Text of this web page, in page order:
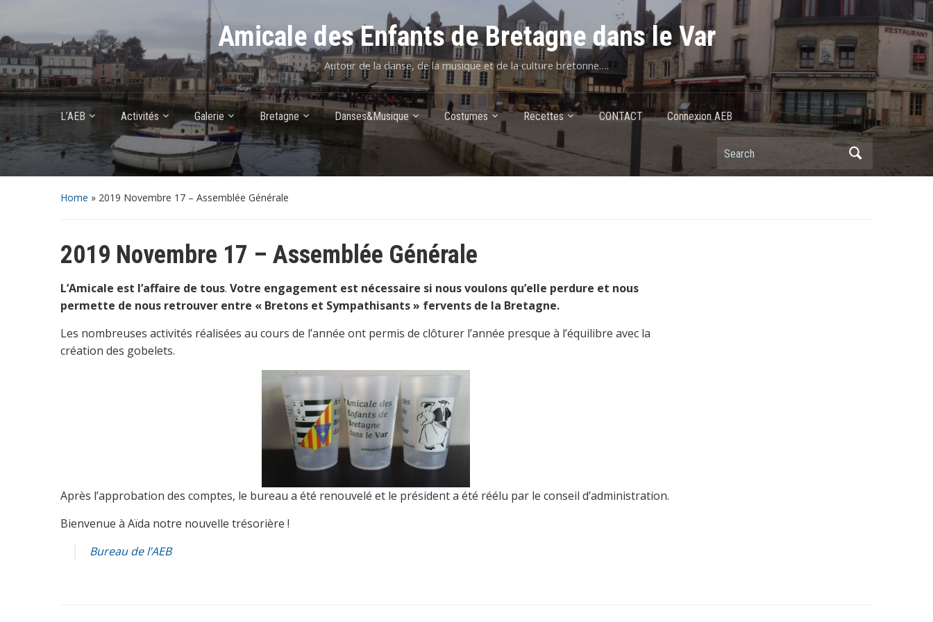
Amicale des Enfants de Bretagne dans le Var
Autour de la danse, de la musique et de la culture bretonne….
L’AEB Activités Galerie Bretagne Danses&Musique Costumes Recettes CONTACT Connexion AEB
Home » 2019 Novembre 17 – Assemblée Générale
2019 Novembre 17 – Assemblée Générale
L’Amicale est l’affaire de tous. Votre engagement est nécessaire si nous voulons qu’elle perdure et nous
permette de nous retrouver entre « Bretons et Sympathisants » fervents de la Bretagne.
Les nombreuses activités réalisées au cours de l’année ont permis de clôturer l’année presque à l’équilibre avec la
création des gobelets.
Après l’approbation des comptes, le bureau a été renouvelé et le président a été réélu par le conseil d’administration.
Bienvenue à Aïda notre nouvelle trésorière !
Bureau de l’AEB